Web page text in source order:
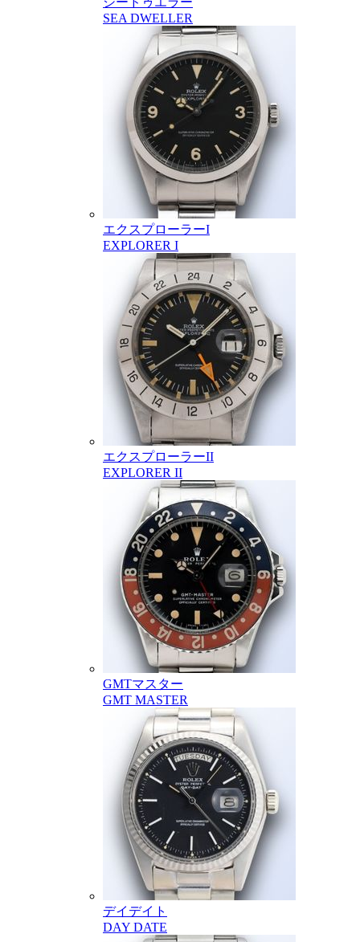
SEA DWELLER
エクスプローラーI
EXPLORER I
エクスプローラーII
EXPLORER II
GMTマスター
GMT MASTER
デイデイト
DAY DATE